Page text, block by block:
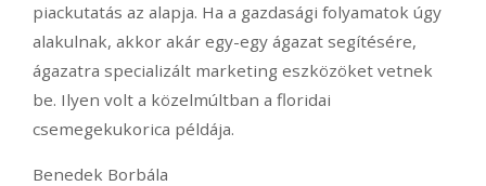
piackutatás az alapja. Ha a gazdasági folyamatok úgy
alakulnak, akkor akár egy-egy ágazat segítésére,
ágazatra specializált marketing eszközöket vetnek
be. Ilyen volt a közelmúltban a floridai
csemegekukorica példája.
Benedek Borbála